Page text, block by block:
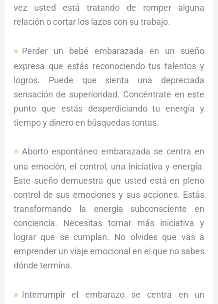
vez usted está tratando de romper alguna
relación o cortar los lazos con su trabajo.
Perder un bebé embarazada en un sueño
expresa que estás reconociendo tus talentos y
logros. Puede que sienta una depreciada
sensación de superioridad. Concéntrate en este
punto que estás desperdiciando tu energía y
tiempo y dinero en búsquedas tontas.
Aborto espontáneo embarazada se centra en
una emoción, el control, una iniciativa y energía.
Este sueño demuestra que usted está en pleno
control de sus emociones y sus acciones. Estás
transformando la energía subconsciente en
conciencia. Necesitas tomar más iniciativa y
lograr que se cumplan. No olvides que vas a
emprender un viaje emocional en el que no sabes
dónde termina.
Interrumpir el embarazo se centra en un